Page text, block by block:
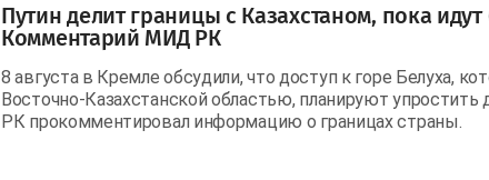
Путин делит границы с Казахстаном, пока
Комментарий МИД РК
8 августа в Кремле обсудили, что доступ к горе Белуха,
Восточно-Казахстанской областью, планируют
РК прокомментировал информацию о границах страны.